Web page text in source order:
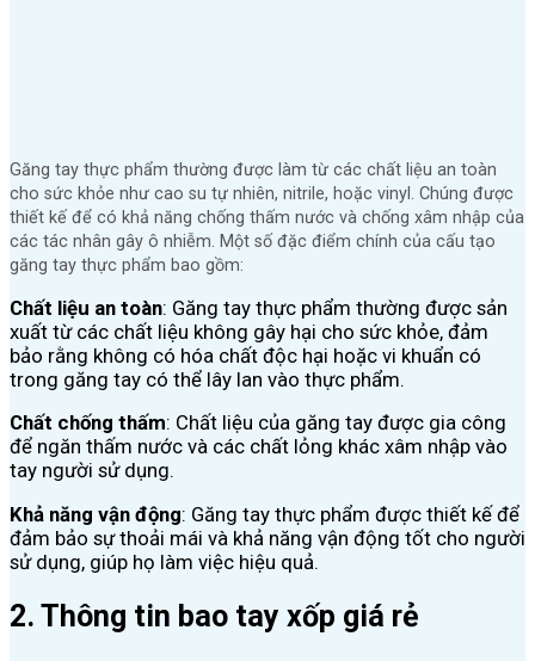
Găng tay thực phẩm thường được làm từ các chất liệu an toàn
cho sức khỏe như cao su tự nhiên, nitrile, hoặc vinyl. Chúng được
thiết kế để có khả năng chống thấm nước và chống xâm nhập của
các tác nhân gây ô nhiễm. Một số đặc điểm chính của cấu tạo
găng tay thực phẩm bao gồm:
Chất liệu an toàn: Găng tay thực phẩm thường được sản
xuất từ các chất liệu không gây hại cho sức khỏe, đảm
bảo rằng không có hóa chất độc hại hoặc vi khuẩn có
trong găng tay có thể lây lan vào thực phẩm.
Chất chống thấm: Chất liệu của găng tay được gia công
để ngăn thấm nước và các chất lỏng khác xâm nhập vào
tay người sử dụng.
Khả năng vận động: Găng tay thực phẩm được thiết kế để
đảm bảo sự thoải mái và khả năng vận động tốt cho người
sử dụng, giúp họ làm việc hiệu quả.
2. Thông tin bao tay xốp giá rẻ